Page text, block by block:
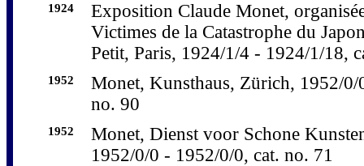
1924
Exposition Claude Monet,
Victimes de la Catastrophe du
Petit, Paris, 1924/1/4 - 1924/1/18,
1952
Monet, Kunsthaus, Zürich, 1952/0/
no. 90
1952
Monet, Dienst voor Schone
1952/0/0 - 1952/0/0, cat. no. 71